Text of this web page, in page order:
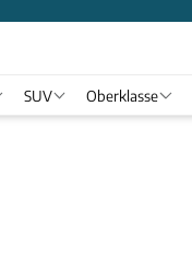
SUV Oberklasse